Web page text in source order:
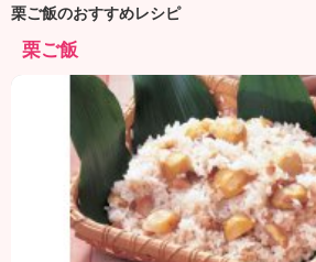
ョ
ナ
ル
「
み
ん
な
の
栗ご飯のおすすめレシピ
栗ご飯